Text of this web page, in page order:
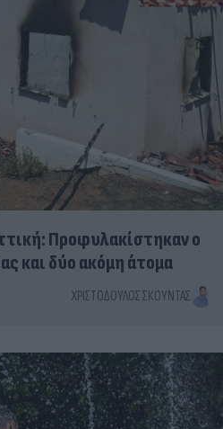
Προφυλακίστηκαν ο
και δύο ακόμη άτομα
ΧΡΙΣΤΌΔΟΥΛΟΣ ΣΚΟΎΝΤΑΣ